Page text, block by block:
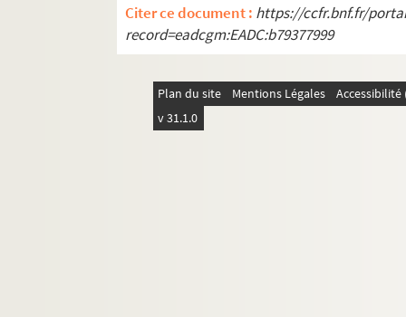
Citer ce document : https://ccfr.bnf.fr/
record=eadcgm:EADC:b79377999
Plan du site Mentions Légales
v 31.1.0